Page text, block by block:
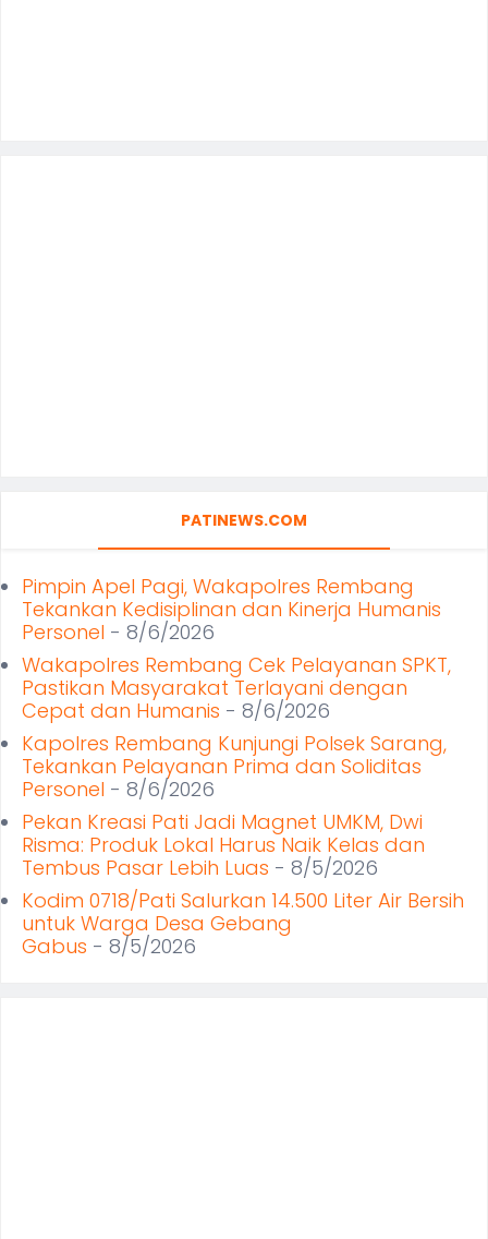
PATINEWS.COM
Pimpin Apel Pagi, Wakapolres Rembang
Tekankan Kedisiplinan dan Kinerja Humanis
Personel - 8/6/2026
Wakapolres Rembang Cek Pelayanan SPKT,
Pastikan Masyarakat Terlayani dengan
Cepat dan Humanis - 8/6/2026
Kapolres Rembang Kunjungi Polsek Sarang,
Tekankan Pelayanan Prima dan Soliditas
Personel - 8/6/2026
Pekan Kreasi Pati Jadi Magnet UMKM, Dwi
Risma: Produk Lokal Harus Naik Kelas dan
Tembus Pasar Lebih Luas - 8/5/2026
Kodim 0718/Pati Salurkan 14.500 Liter Air Bersih
untuk Warga Desa Gebang
Gabus - 8/5/2026